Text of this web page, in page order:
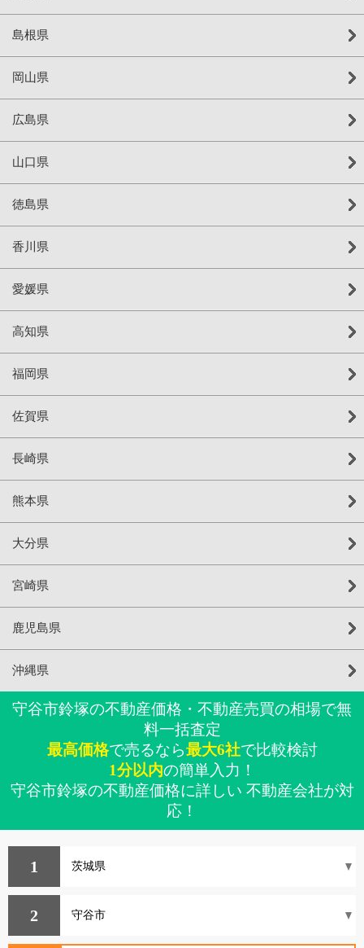
島根県
岡山県
広島県
山口県
徳島県
香川県
愛媛県
高知県
福岡県
佐賀県
長崎県
熊本県
大分県
宮崎県
鹿児島県
沖縄県
守谷市鈴塚の不動産価格・不動産売買の相場で無
料一括査定
最高価格で売るなら最大6社で比較検討
1分以内の簡単入力！
守谷市鈴塚の不動産価格に詳しい 不動産会社が対
応！
1
2